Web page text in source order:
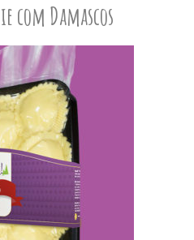
com Damascos